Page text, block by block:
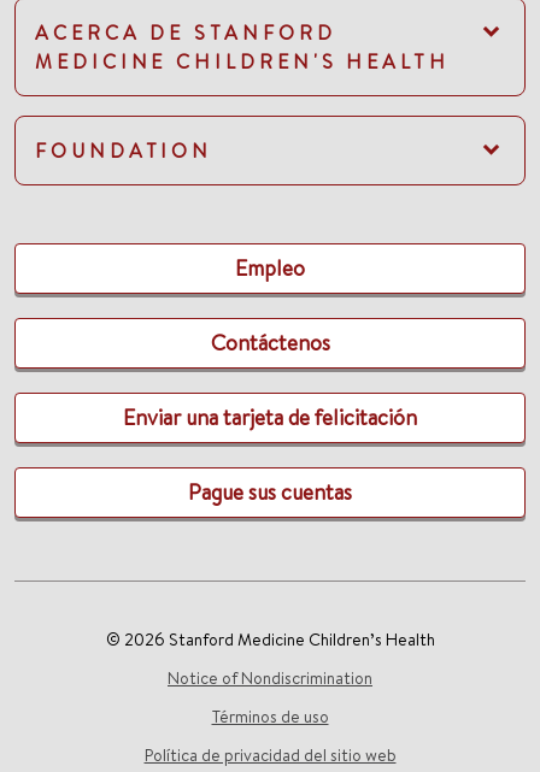
ACERCA DE STANFORD
MEDICINE CHILDREN'S HEALTH
FOUNDATION
Empleo
Contáctenos
Enviar una tarjeta de felicitación
Pague sus cuentas
© 2026 Stanford Medicine Children’s Health
Notice of Nondiscrimination
Términos de uso
Política de privacidad del sitio web